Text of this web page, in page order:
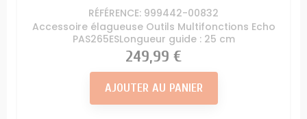
RÉFÉRENCE: 999442-00832
Accessoire élagueuse Outils Multifonctions Echo
PAS265ESLongueur guide : 25 cm
Prix
249,99 €
AJOUTER AU PANIER